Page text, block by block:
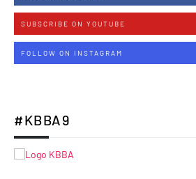
SUBSCRIBE ON YOUTUBE
FOLLOW ON INSTAGRAM
#KBBA9